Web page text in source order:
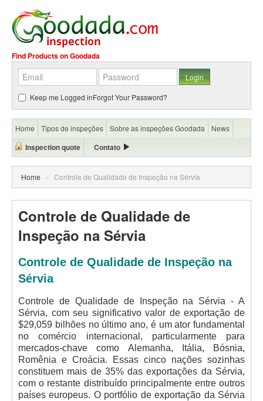
Find Products on Goodada
Keep me Logged inForgot Your Password?
Home Tipos de inspeções Sobre as inspeções Goodada News
Inspection quote Contato
Home » Controle de Qualidade de Inspeção na Sérvia
Controle de Qualidade de
Inspeção na Sérvia
Controle de Qualidade de Inspeção na
Sérvia
Controle de Qualidade de Inspeção na Sérvia - A
Sérvia, com seu significativo valor de exportação de
$29,059 bilhões no último ano, é um ator fundamental
no comércio internacional, particularmente para
mercados-chave como Alemanha, Itália, Bósnia,
Romênia e Croácia. Essas cinco nações sozinhas
constituem mais de 35% das exportações da Sérvia,
com o restante distribuído principalmente entre outros
países europeus. O portfólio de exportação da Sérvia